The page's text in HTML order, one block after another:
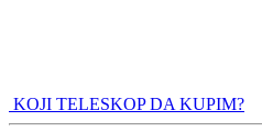
KOJI TELESKOP DA KUPIM?